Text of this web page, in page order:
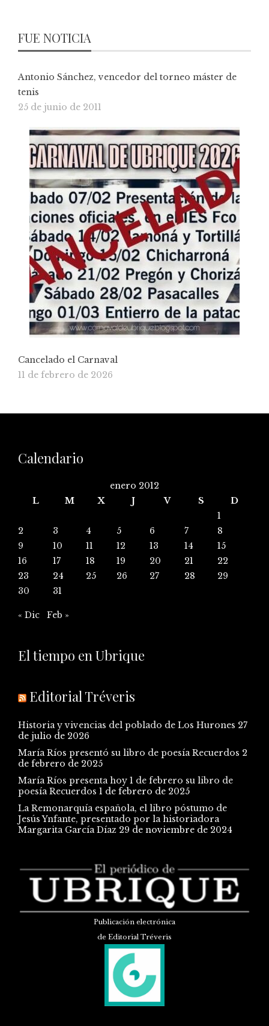
FUE NOTICIA
Antonio Sánchez, vencedor del torneo máster de
tenis
25 de junio de 2011
Cancelado el Carnaval
11 de febrero de 2026
Calendario
enero 2012
L
M X J V S
D
1
2
3 4 5 6 7
8
9
10 11 12 13 14
15
16
17 18 19 20 21
22
23
24 25 26 27 28
29
30
31
« Dic Feb »
El tiempo en Ubrique
Editorial Tréveris
Historia y vivencias del poblado de Los Hurones 27
de julio de 2026
María Ríos presentó su libro de poesía Recuerdos 2
de febrero de 2025
María Ríos presenta hoy 1 de febrero su libro de
poesía Recuerdos 1 de febrero de 2025
La Remonarquía española, el libro póstumo de
Jesús Ynfante, presentado por la historiadora
Margarita García Díaz 29 de noviembre de 2024
Publicación electrónica
de Editorial Tréveris